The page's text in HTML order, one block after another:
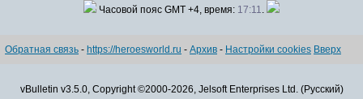
Часовой пояс GMT +4, время: 17:11.
Обратная связь - https://heroesworld.ru - Архив - Настройки cookies Вверх
vBulletin v3.5.0, Copyright ©2000-2026, Jelsoft Enterprises Ltd. (Русский)